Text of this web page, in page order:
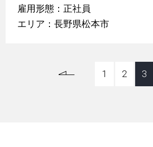
雇用形態：正社員
エリア：長野県松本市
1 2 3